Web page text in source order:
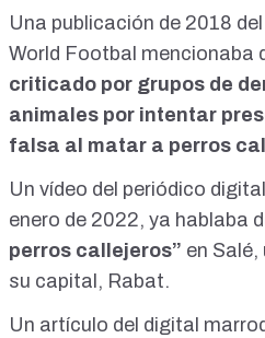
Una publicación de 2018
World Footbal mencionaba
criticado por grupos de
animales por intentar
falsa al matar a perros
Un vídeo del periódico
enero de 2022, ya hablaba
perros callejeros” en
su capital, Rabat.
Un artículo del digital